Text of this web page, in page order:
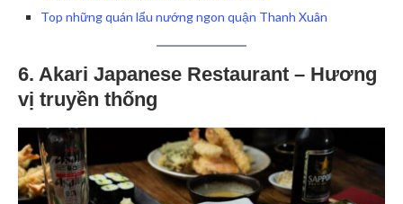
Top những quán lẩu nướng ngon quận Thanh Xuân
6. Akari Japanese Restaurant – Hương
vị truyền thống